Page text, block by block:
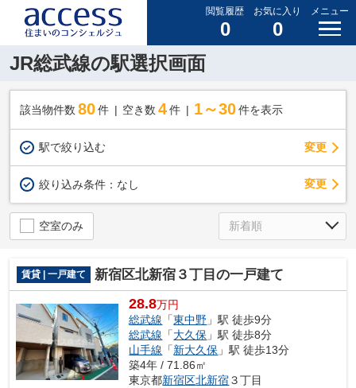
閲覧履歴
0
お気に入り
0
メニュー
JR総武線の駅選択画面
該当物件数 80件 空き数 4 件 1～30 件を表示
駅で絞り込む 変更
絞り込み条件： なし 変更
空室のみ
賃貸 | 一戸建て 新宿区北新宿３丁目の一戸建て
28.8万円
総武線 「東中野 」駅 徒歩9分
総武線 「大久保 」駅 徒歩8分
山手線 「新大久保 」駅 徒歩13分
築4年 / 71.86㎡
東京都新宿区北新宿３丁目